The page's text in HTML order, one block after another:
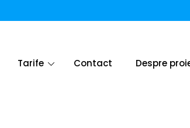
Tarife Contact Despre